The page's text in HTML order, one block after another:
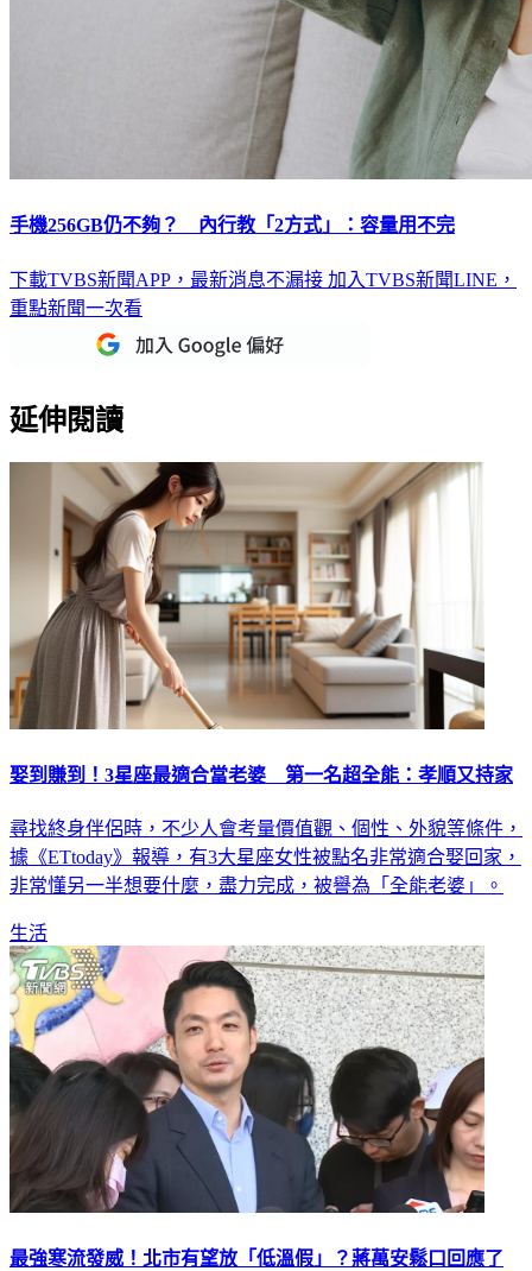
手機256GB仍不夠？ 內行教「2方式」：容量用不完
下載TVBS新聞APP，最新消息不漏接 加入TVBS新聞LINE，
重點新聞一次看
延伸閱讀
娶到賺到！3星座最適合當老婆 第一名超全能：孝順又持家
尋找終身伴侶時，不少人會考量價值觀、個性、外貌等條件，
據《ETtoday》報導，有3大星座女性被點名非常適合娶回家，
非常懂另一半想要什麼，盡力完成，被譽為「全能老婆」。
生活
最強寒流發威！北市有望放「低溫假」？蔣萬安鬆口回應了